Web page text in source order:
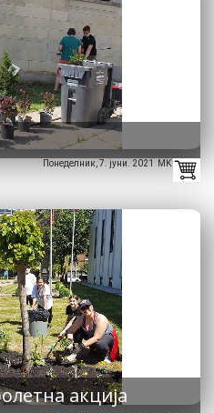
Понеделник, 7. јуни. 2021 MK
акција